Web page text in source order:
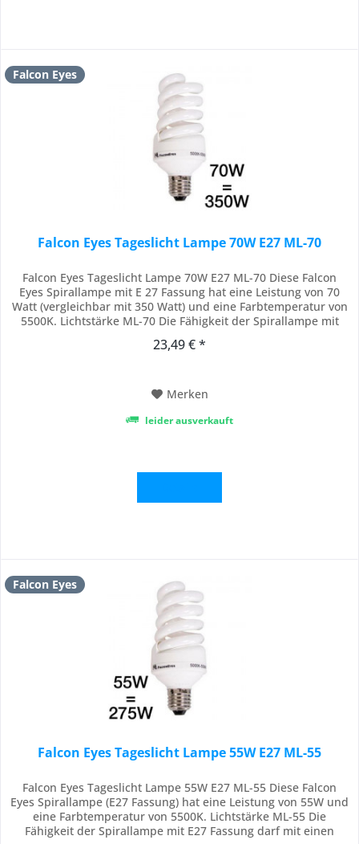
Falcon Eyes
Falcon Eyes Tageslicht Lampe 70W E27 ML-70
Falcon Eyes Tageslicht Lampe 70W E27 ML-70 Diese Falcon
Eyes Spirallampe mit E 27 Fassung hat eine Leistung von 70
Watt (vergleichbar mit 350 Watt) und eine Farbtemperatur von
5500K. Lichtstärke ML-70 Die Fähigkeit der Spirallampe mit
werden, Das ist der verglichen Stärke einer normalen
23,49 € *
Merken
leider ausverkauft
Falcon Eyes
Falcon Eyes Tageslicht Lampe 55W E27 ML-55
Falcon Eyes Tageslicht Lampe 55W E27 ML-55 Diese Falcon
Eyes Spirallampe (E27 Fassung) hat eine Leistung von 55W und
eine Farbtemperatur von 5500K. Lichtstärke ML-55 Die
Fähigkeit der Spirallampe mit E27 Fassung darf mit einen